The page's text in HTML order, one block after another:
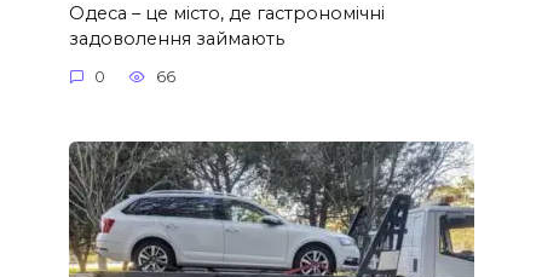
Одеса – це місто, де гастрономічні
задоволення займають
0 66